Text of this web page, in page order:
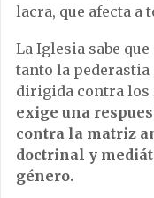
lacra, que afecta a
La Iglesia sabe
tanto la
dirigida contra los
exige una
contra la matriz
doctrinal y
género.